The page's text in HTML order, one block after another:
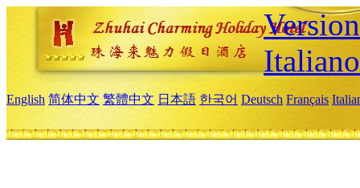
Italiano
English 简体中文 繁體中文 日本語 한국어 Deutsch Français